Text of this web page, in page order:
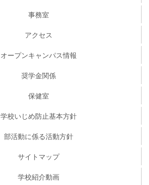
事務室
アクセス
オープンキャンパス情報
奨学金関係
保健室
学校いじめ防止基本方針
部活動に係る活動方針
サイトマップ
学校紹介動画